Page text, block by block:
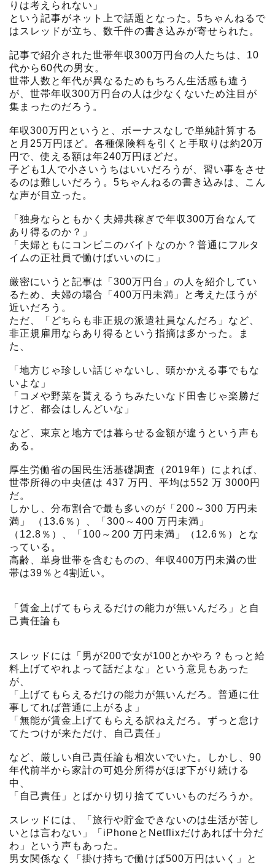
りは考えられない」
という記事がネット上で話題となった。5ちゃんねるで
はスレッドが立ち、数千件の書き込みが寄せられた。
記事で紹介された世帯年収300万円台の人たちは、10
代から60代の男女。
世帯人数と年代が異なるためもちろん生活感も違う
が、世帯年収300万円台の人は少なくないため注目が
集まったのだろう。
年収300万円というと、ボーナスなしで単純計算する
と月25万円ほど。各種保険料を引くと手取りは約20万
円で、使える額は年240万円ほどだ。
子ども1人で小さいうちはいいだろうが、習い事をさせ
るのは難しいだろう。5ちゃんねるの書き込みは、こん
な声が目立った。
「独身ならともかく夫婦共稼ぎで年収300万台なんて
あり得るのか？」
「夫婦ともにコンビニのバイトなのか？普通にフルタ
イムの正社員で働けばいいのに」
厳密にいうと記事は「300万円台」の人を紹介してい
るため、夫婦の場合「400万円未満」と考えたほうが
近いだろう。
ただ、「どちらも非正規の派遣社員なんだろ」など、
非正規雇用ならあり得るという指摘は多かった。ま
た、
「地方じゃ珍しい話じゃないし、頭かかえる事でもな
いよな」
「コメや野菜を貰えるうちみたいなド田舎じゃ楽勝だ
けど、都会はしんどいな」
など、東京と地方では暮らせる金額が違うという声も
ある。
厚生労働省の国民生活基礎調査（2019年）によれば、
世帯所得の中央値は 437 万円、平均は552 万 3000円
だ。
しかし、分布割合で最も多いのが「200～300 万円未
満」 （13.6％）、「300～400 万円未満」
（12.8％）、「100～200 万円未満」（12.6％）とな
っている。
高齢、単身世帯を含むものの、年収400万円未満の世
帯は39％と4割近い。
「賃金上げてもらえるだけの能力が無いんだろ」と自
己責任論も
スレッドには「男が200で女が100とかやろ？もっと給
料上げてやれよって話だよな」という意見もあった
が、
「上げてもらえるだけの能力が無いんだろ。普通に仕
事してれば普通に上がるよ」
「無能が賃金上げてもらえる訳ねえだろ。ずっと怠け
てたつけが来ただけ、自己責任」
など、厳しい自己責任論も相次いでいた。しかし、90
年代前半から家計の可処分所得がほぼ下がり続ける
中、
「自己責任」とばかり切り捨てていいものだろうか。
スレッドには、「旅行や貯金できないのは生活が苦し
いとは言わない」「iPhoneとNetflixだけあれば十分だ
わ」という声もあった。
男女関係なく「掛け持ちで働けば500万円はいく」と